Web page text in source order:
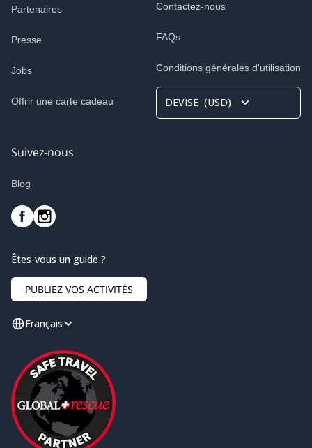
Partenaires
Presse
Jobs
Offrir une carte cadeau
Contactez-nous
FAQs
Conditions générales d'utilisation
DEVISE (USD)
Suivez-nous
Blog
Êtes-vous un guide ?
PUBLIEZ VOS ACTIVITÉS
Français